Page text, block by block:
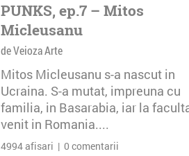
PUNKS, ep.7 – Mitos
Micleusanu
de Veioza Arte
Mitos Micleusanu s-a nascut in
Ucraina. S-a mutat, impreuna cu
familia, in Basarabia, iar la
venit in Romania....
4994 afisari | 0 comentarii